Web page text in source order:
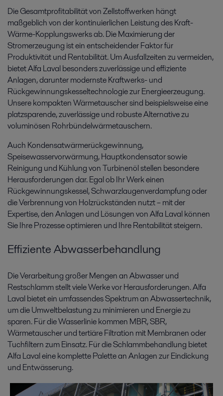
Die Gesamtprofitabilität von Zellstoffwerken hängt
maßgeblich von der kontinuierlichen Leistung des Kraft-
Wärme-Kopplungswerks ab. Die Maximierung der
Stromerzeugung ist ein entscheidender Faktor für
Produktivität und Rentabilität. Um Ausfallzeiten zu vermeiden,
bietet Alfa Laval besonders zuverlässige und effiziente
Anlagen, darunter modernste Kraftwerks- und
Rückgewinnungskesseltechnologie zur Energieerzeugung.
Unsere kompakten Wärmetauscher sind beispielsweise eine
platzsparende, zuverlässige und robuste Alternative zu
voluminösen Rohrbündelwärmetauschern.
Auch Kondensatwärmerückgewinnung,
Speisewasservorwärmung, Hauptkondensator sowie
Reinigung und Kühlung von Turbinenöl stellen besondere
Herausforderungen dar. Egal ob Ihr Werk einen
Rückgewinnungskessel, Schwarzlaugenverdampfung oder
die Verbrennung von Holzrückständen nutzt – mit der
Expertise, den Anlagen und Lösungen von Alfa Laval können
Sie Ihre Prozesse optimieren und Ihre Rentabilität steigern.
Effiziente Abwasserbehandlung
Die Verarbeitung großer Mengen an Abwasser und
Restschlamm stellt viele Werke vor Herausforderungen. Alfa
Laval bietet ein umfassendes Spektrum an Abwassertechnik,
um die Umweltbelastung zu minimieren und Energie zu
sparen. Für die Wasserlinie kommen MBR, SBR,
Wärmetauscher und tertiäre Filtration mit Membranen oder
Tuchfiltern zum Einsatz. Für die Schlammbehandlung bietet
Alfa Laval eine komplette Palette an Anlagen zur Eindickung
und Entwässerung.